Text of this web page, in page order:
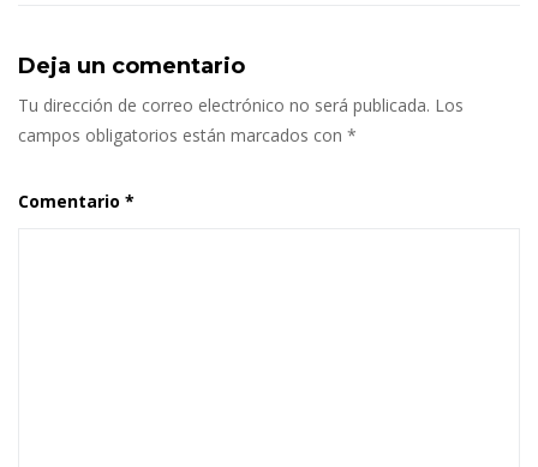
Deja un comentario
Tu dirección de correo electrónico no será publicada. Los
campos obligatorios están marcados con *
Comentario *